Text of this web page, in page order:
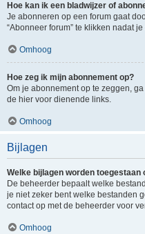
Hoe kan ik een bladwijzer of
Je abonneren op een forum gaat
“Abonneer forum” te klikken nadat
Omhoog
Hoe zeg ik mijn abonnement op?
Om je abonnement op te zeggen,
de hier voor dienende links.
Omhoog
Bijlagen
Welke bijlagen worden toegestaan
De beheerder bepaalt welke
je niet zeker bent welke bestanden
contact op met de beheerder voor
Omhoog